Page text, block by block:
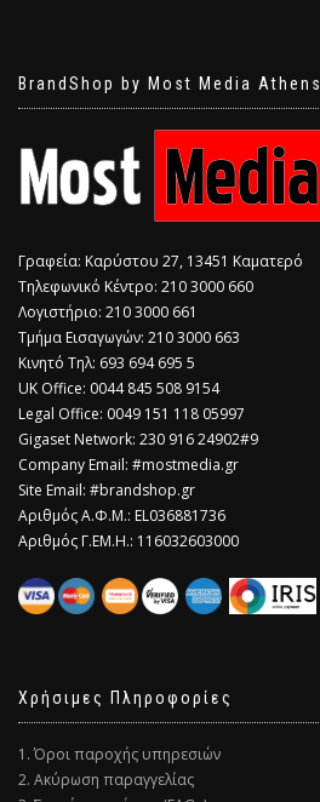
BrandShop by Most Media Athens
Γραφεία: Καρύστου 27, 13451 Καματερό
Τηλεφωνικό Κέντρο: 210 3000 660
Λογιστήριο: 210 3000 661
Τμήμα Εισαγωγών: 210 3000 663
Κινητό Τηλ: 693 694 695 5
​UK Office: 0044 845 508 9154
Legal Office: 0049 151 118 05997
Gigaset Network: 230 916 24902#9
Company Email: #mostmedia.gr
Site Email: #brandshop.gr
Αριθμός Α.Φ.Μ.: EL036881736
Αριθμός Γ.ΕΜ.Η.: 116032603000
Χρήσιμες Πληροφορίες
1. Όροι παροχής υπηρεσιών
2. Ακύρωση παραγγελίας